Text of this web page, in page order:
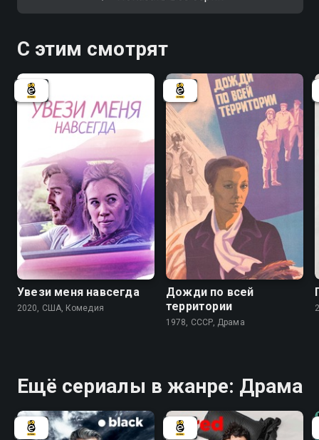
С этим смотрят
Увези меня навсегда
2020, США, Комедия
Дожди по всей
территории
1978, СССР, Драма
Ещё сериалы в жанре: Драма